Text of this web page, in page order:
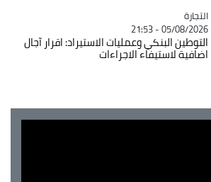
Catégorie
التجارة
05/08/2026 - 21:53
التوطين البنكي وعمليات الاستيراد: اقرار آجال
اضافية لاستيفاء الاجراءات